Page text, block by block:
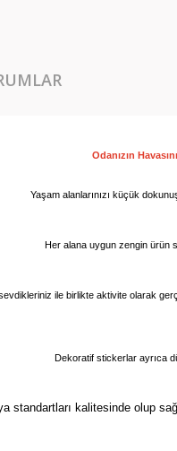
Odanızın
Yaşam alanlarınızı küçük
Her alana uygun zengin ürün
ile birlikte aktivite olarak
Dekoratif stickerlar ayrıca
standartları kalitesinde olup